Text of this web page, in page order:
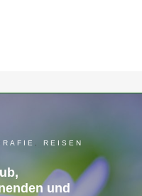
REISEN
und